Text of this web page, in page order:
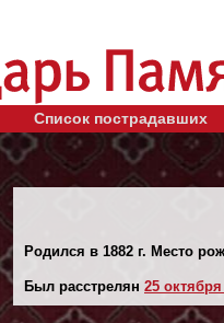
Список пострадавших
Родился в 1882 г. Место
Был расстрелян 25 октября